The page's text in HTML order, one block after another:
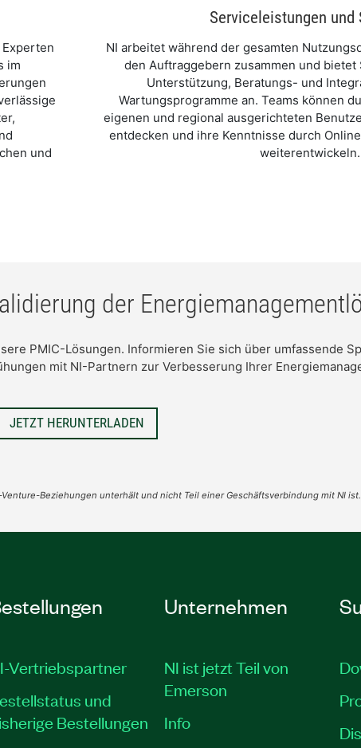
im
und
Serviceleistungen und
NI arbeitet während der gesamten
den Auftraggebern zusammen und
Unterstützung, Beratungs- und
Wartungsprogramme an. Teams können
eigenen und regional ausgerichteten
entdecken und ihre Kenntnisse durch
weiterentwickeln.
der
PMIC-Lösungen. Informieren Sie sich über umfassende
mit NI-Partnern zur Verbesserung Ihrer
JETZT HERUNTERLADEN
Beziehungen unterhält und nicht Teil einer Geschäftsverbindung mit NI ist.
Vertriebspartner
und
Bestellungen
Unternehmen
NI ist jetzt Teil von
Emerson
Info